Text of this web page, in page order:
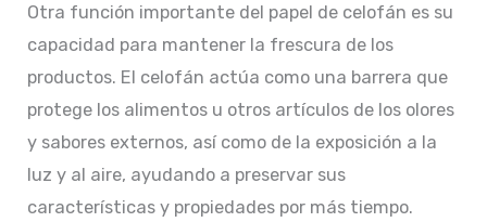
Otra función importante del papel de celofán es su
capacidad para mantener la frescura de los
productos. El celofán actúa como una barrera que
protege los alimentos u otros artículos de los olores
y sabores externos, así como de la exposición a la
luz y al aire, ayudando a preservar sus
características y propiedades por más tiempo.